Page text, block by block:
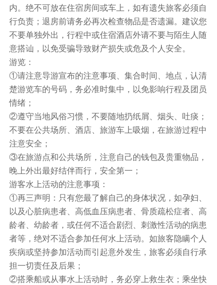
餐饮
早餐：已含
中餐：已含
晚餐：敬请自理
住宿
敬请自理
内。绝不可放在住宿房间或车上，如有遗失旅客必须自
行负责；退房前请务必再次检查物品是否遗漏。建议您
不要单独外出，行程中或住宿酒店外请不要与陌生人随
意搭讪，以免受骗导致财产损失或危及个人安全。
游览：
①请注意导游宣布的注意事项、集合时间、地点，认清
楚游览车的号码，务必准时集中，以免影响行程及团员
情绪；
②遵守当地风俗习惯，不要随地扔纸屑、烟头、吐痰；
不要在公共场所、酒店、旅游车上吸烟，在旅游过程中
注意安全；
③在旅游点和公共场所，注意自己的钱包及贵重物品，
晚上外出最好结伴而行，安全第一；
游客水上活动的注意事项：
①再三声明：只有您最了解自己的身体状况，如孕妇、
以及心脏病患者、高低血压病患者、骨质疏松症者、高
龄者、幼龄者，或任何不适合剧烈、刺激性活动的病患
者等，绝对不适合参加任何水上活动。如旅客隐瞒个人
疾病或坚持参加活动而引起意外发生，旅客必须自行承
担一切责任及后果；
②搭乘船或从事水上活动时，务必穿上救生衣；乘坐快